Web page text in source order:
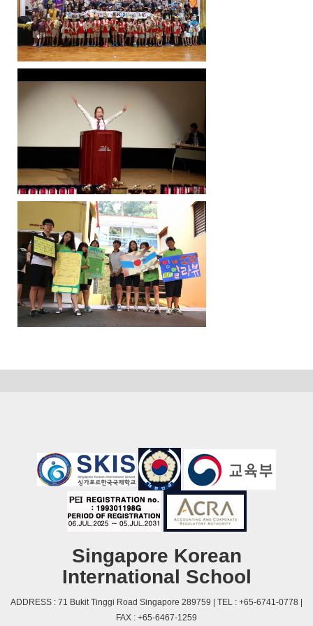
Singapore Korean
International School
ADDRESS : 71 Bukit Tinggi Road Singapore 289759 | TEL : +65-6741-0778 |
FAX : +65-6467-1259